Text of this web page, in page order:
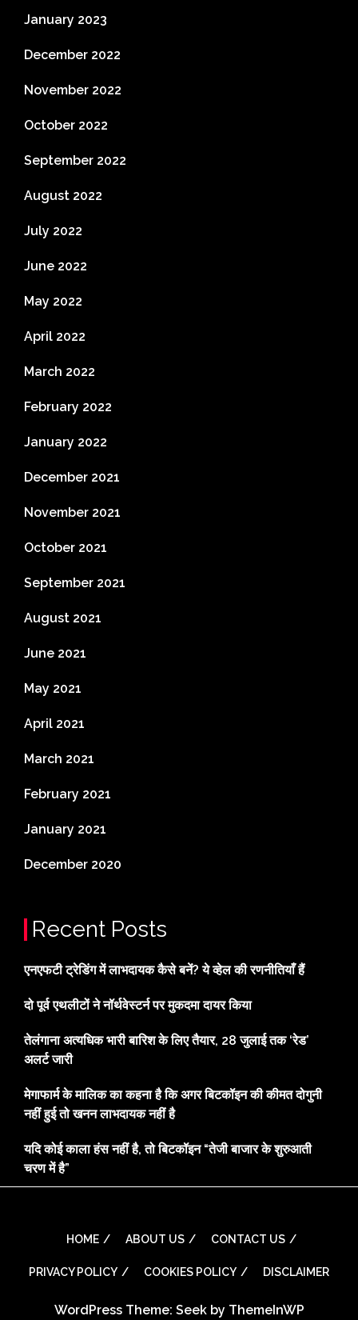
January 2023
December 2022
November 2022
October 2022
September 2022
August 2022
July 2022
June 2022
May 2022
April 2022
March 2022
February 2022
January 2022
December 2021
November 2021
October 2021
September 2021
August 2021
June 2021
May 2021
April 2021
March 2021
February 2021
January 2021
December 2020
Recent Posts
एनएफटी ट्रेडिंग में लाभदायक कैसे बनें? ये व्हेल की रणनीतियाँ हैं
दो पूर्व एथलीटों ने नॉर्थवेस्टर्न पर मुकदमा दायर किया
तेलंगाना अत्यधिक भारी बारिश के लिए तैयार, 28 जुलाई तक ‘रेड’
अलर्ट जारी
मेगाफार्म के मालिक का कहना है कि अगर बिटकॉइन की कीमत दोगुनी
नहीं हुई तो खनन लाभदायक नहीं है
यदि कोई काला हंस नहीं है, तो बिटकॉइन “तेजी बाजार के शुरुआती
चरण में है”
HOME ABOUT US CONTACT US
PRIVACY POLICY COOKIES POLICY DISCLAIMER
WordPress Theme: Seek by ThemeInWP